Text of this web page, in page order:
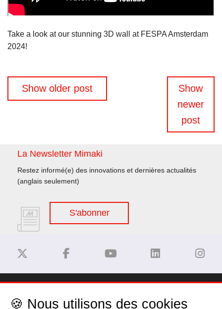
Take a look at our stunning 3D wall at FESPA Amsterdam
2024!
Navigation
Show older post
Show
newer
post
La Newsletter Mimaki
Restez informé(e) des innovations et dernières actualités
(anglais seulement)
S'abonner
🍪 Nous utilisons des cookies